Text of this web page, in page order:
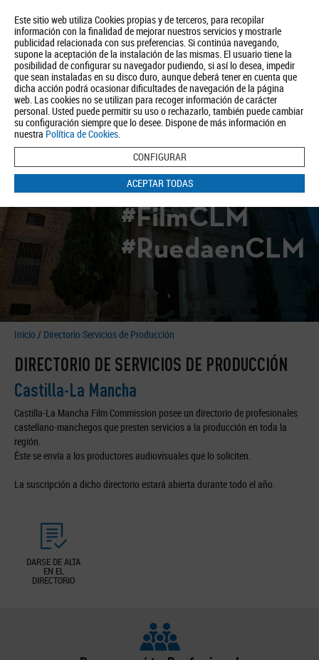
Este sitio web utiliza Cookies propias y de terceros, para recopilar
información con la finalidad de mejorar nuestros servicios y mostrarle
publicidad relacionada con sus preferencias. Si continúa navegando,
supone la aceptación de la instalación de las mismas. El usuario tiene la
posibilidad de configurar su navegador pudiendo, si así lo desea, impedir
que sean instaladas en su disco duro, aunque deberá tener en cuenta que
dicha acción podrá ocasionar dificultades de navegación de la página
web. Las cookies no se utilizan para recoger información de carácter
personal. Usted puede permitir su uso o rechazarlo, también puede cambiar
su configuración siempre que lo desee. Dispone de más información en
nuestra Política de Cookies.
CONFIGURAR
ACEPTAR TODAS
Quiénes somos Turismo Política de Privacidad Aviso Legal
Política de Cookies
BUSCAR
#FilmCLM
#RuedaenCLM
Inicio / Directorio Servicios de Producción
DIRECTORIO DE SERVICIOS DE PRODUCCIÓN
Castilla-La Mancha
Castilla-La Mancha Film Commission posee un directorio de profesionales
castellano-manchegos que presten servicios a la producción en toda la
región.
Éste se envía a los productores audiovisuales que lo soliciten.
La suscripción a dicho directorio estará abierta durante todo el año.
DARSE DE ALTA
EN EL
DIRECTORIO